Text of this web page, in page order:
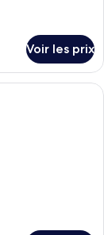
Voir les prix
avec un lit, un